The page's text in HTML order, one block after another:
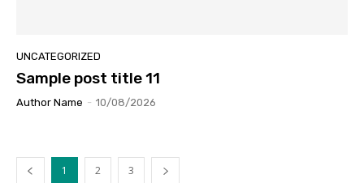
UNCATEGORIZED
Sample post title 11
Author Name - 10/08/2026
1 2 3